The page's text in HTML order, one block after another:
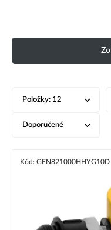
Položky: 12
Doporučené
Kód: GEN821000HHYG10D